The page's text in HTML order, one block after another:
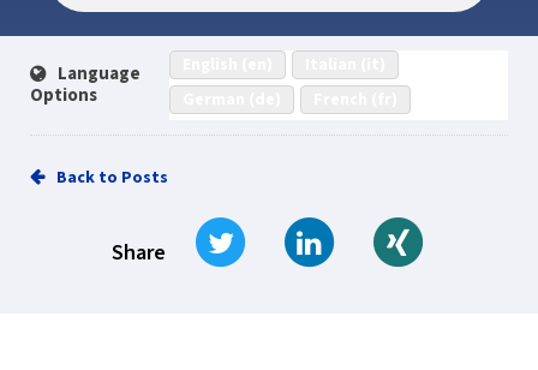
Language
Options
Back to Posts
Share
Tweet Share on LinkedIn